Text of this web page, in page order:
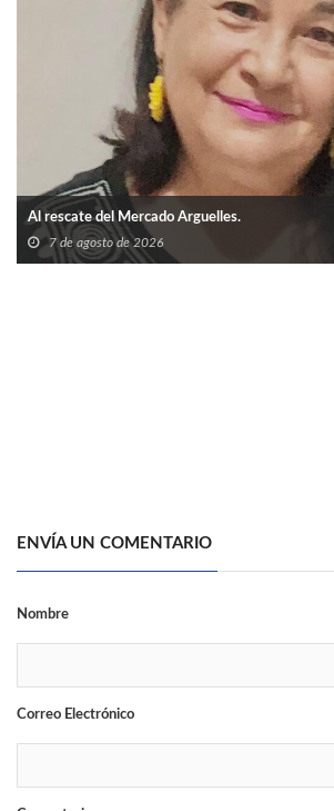
Al rescate del Mercado Arguelles.
7 de agosto de 2026
ENVÍA UN COMENTARIO
Nombre
Correo Electrónico